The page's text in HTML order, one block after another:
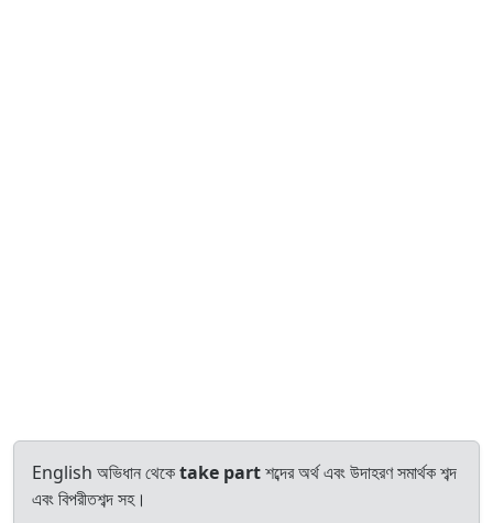
English অভিধান থেকেtake partশব্দের অর্থ এবং উদাহরণ সমার্থক শব্দ
এবং বিপরীতশব্দ সহ।